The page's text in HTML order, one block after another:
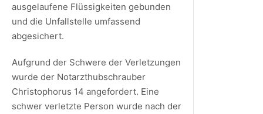
ausgelaufene Flüssigkeiten gebunden
und die Unfallstelle umfassend
abgesichert.
Aufgrund der Schwere der Verletzungen
wurde der Notarzthubschrauber
Christophorus 14 angefordert. Eine
schwer verletzte Person wurde nach der